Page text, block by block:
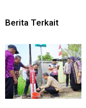
Berita Terkait